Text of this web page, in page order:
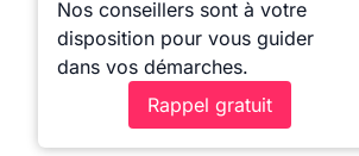
Nos conseillers sont à votre
disposition pour vous guider
dans vos démarches.
Rappel gratuit